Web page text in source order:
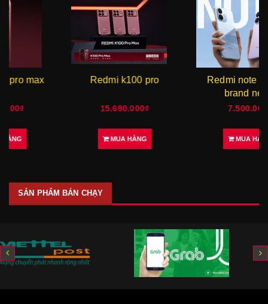
Redmi k100 pro
Redmi note 17 pro {
SẢN PHẨM BÁN CHẠY